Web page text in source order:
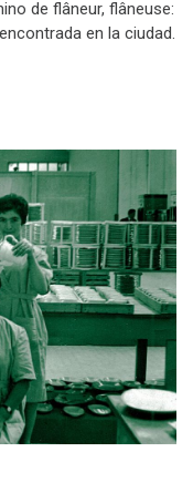
de flâneur, flâneuse:
en la ciudad.